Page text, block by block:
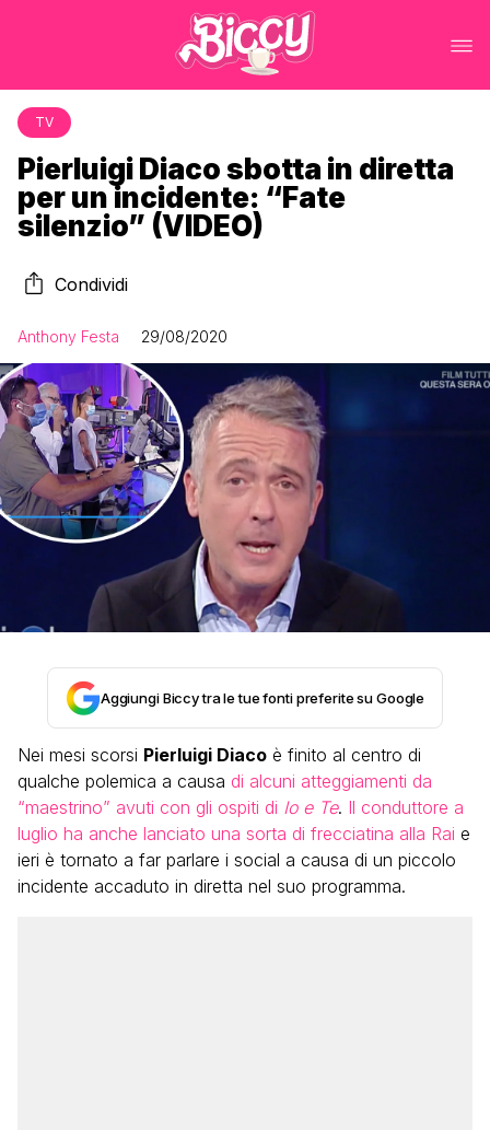
TV
Pierluigi Diaco sbotta in diretta
per un incidente: “Fate
silenzio” (VIDEO)
Condividi
Anthony Festa 29/08/2020
Aggiungi Biccy tra le tue fonti preferite su Google
Nei mesi scorsi Pierluigi Diaco è finito al centro di
qualche polemica a causa di alcuni atteggiamenti da
“maestrino” avuti con gli ospiti di Io e Te. Il conduttore a
luglio ha anche lanciato una sorta di frecciatina alla Rai e
ieri è tornato a far parlare i social a causa di un piccolo
incidente accaduto in diretta nel suo programma.